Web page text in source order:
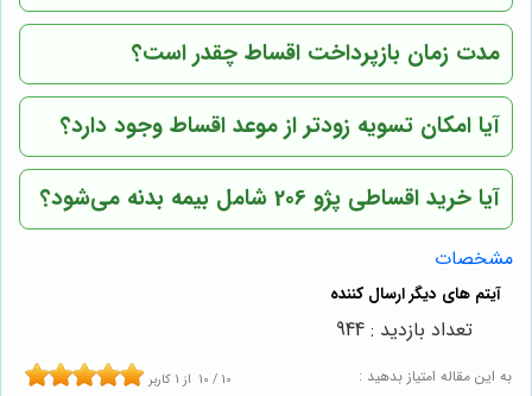
مدت زمان بازپرداخت اقساط چقدر است؟
آیا امکان تسویه زودتر از موعد اقساط وجود دارد؟
آیا خرید اقساطی پژو 206 شامل بیمه بدنه می‌شود؟
مشخصات
به این مقاله امتیاز بدهید : 10 / 10 از 1 کاربر
تعداد بازدید : 944